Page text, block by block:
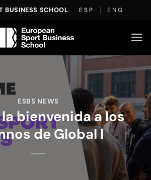
BUSINESS SCHOOL ESP ENG
ESBS NEWS
bienvenida a los
de Global I